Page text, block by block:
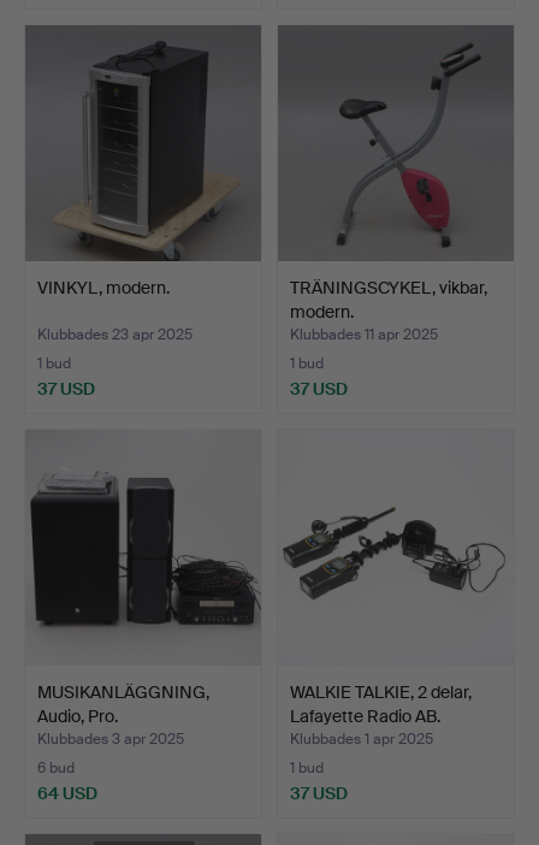
VINKYL, modern.
Klubbades 23 apr 2025
1 bud
37 USD
TRÄNINGSCYKEL, vikbar,
modern.
Klubbades 11 apr 2025
1 bud
37 USD
MUSIKANLÄGGNING,
Audio, Pro.
Klubbades 3 apr 2025
6 bud
64 USD
WALKIE TALKIE, 2 delar,
Lafayette Radio AB.
Klubbades 1 apr 2025
1 bud
37 USD